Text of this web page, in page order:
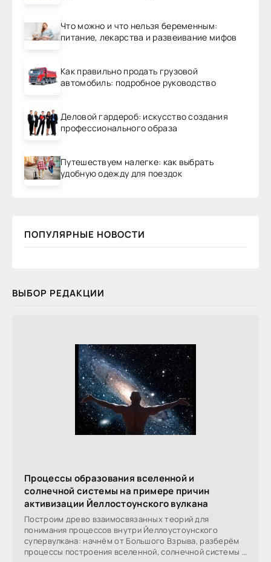
Что можно и что нельзя беременным:
питание, лекарства и развеивание мифов
Как правильно продать грузовой
автомобиль: подробное руководство
Деловой гардероб: искусство создания
профессионального образа
Путешествуем налегке: как выбрать
удобную одежду для поездок
ПОПУЛЯРНЫЕ НОВОСТИ
ВЫБОР РЕДАКЦИИ
Процессы образования вселенной и
солнечной системы на примере причин
активизации Йеллостоунского вулкана
Построим древо взаимосвязанных теорий для
понимания процессов внутри Йеллоустоунского
супервулкана: начнём от Большого Взрыва, разберём
процессы построения вселенной, солнечной системы в